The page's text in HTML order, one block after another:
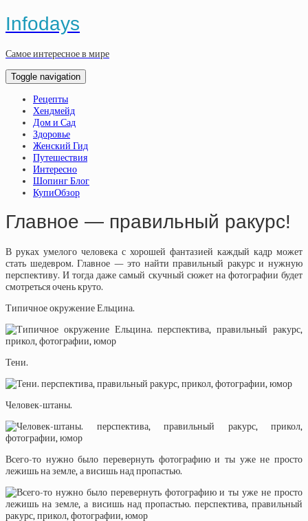
Infodays
Самое интересное в мире
Toggle navigation
Рецепты
Хендмейд
Дом и Сад
Здоровье
Женский Гид
Путешествия
Интересно
Шопинг Блог
КупиОбзор
Главное — правильный ракурс!
В руках умелого человека с хорошей фантазией каждый кадр может
стать шедевром. Главное — это найти правильный ракурс и нужную
перспективу. И тогда даже самый скучный сюжет на фотографии будет
смотреться очень круто.
Типичное окружение Ельцина.
Тени.
Человек-штаны.
Всего-то нужно было перевернуть фотографию и ты уже не просто
лежишь на земле, а висишь над пропастью.